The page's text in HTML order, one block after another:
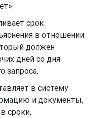
срок
в отношении
должен
дней со дня
запроса.
в систему
и документы,
сроки,